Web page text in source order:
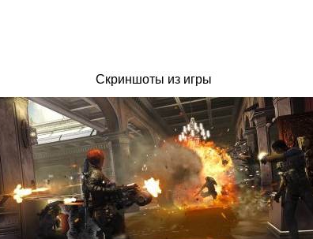
Скриншоты из игры